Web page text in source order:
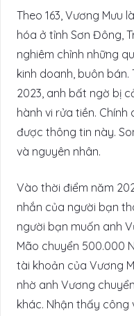
Theo 163, Vương Mưu
hóa ở tỉnh Sơn Đông,
nghiêm chỉnh những
kinh doanh, buôn bán.
2023, anh bất ngờ bị
hành vi rửa tiền.
được thông tin này.
và nguyên nhân.
Vào thời điểm năm
nhắn của người bạn
người bạn muốn anh
Mão chuyển 500.000
tài khoản của Vương
nhờ anh Vương
khác. Nhận thấy công